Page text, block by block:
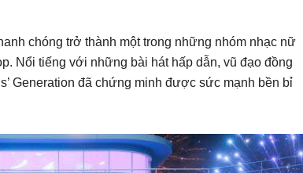
chóng trở thành một trong những nhóm nhạc nữ
Nổi tiếng với những bài hát hấp dẫn, vũ đạo đồng
Generation đã chứng minh được sức mạnh bền bỉ